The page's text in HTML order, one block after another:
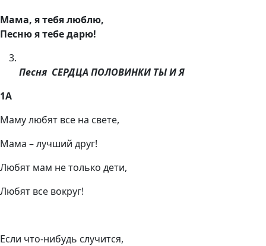
Мама, я тебя люблю,
Песню я тебе дарю!
Песня СЕРДЦА ПОЛОВИНКИ ТЫ И Я
1А
Маму любят все на свете,
Мама – лучший друг!
Любят мам не только дети,
Любят все вокруг!
Если что-нибудь случится,